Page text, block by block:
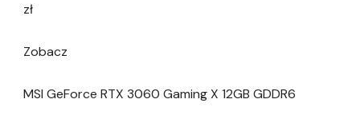
zł
Zobacz
MSI GeForce RTX 3060 Gaming X 12GB GDDR6